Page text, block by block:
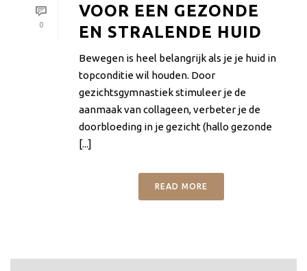
0
VOOR EEN GEZONDE
EN STRALENDE HUID
Bewegen is heel belangrijk als je je huid in
topconditie wil houden. Door
gezichtsgymnastiek stimuleer je de
aanmaak van collageen, verbeter je de
doorbloeding in je gezicht (hallo gezonde
[...]
READ MORE